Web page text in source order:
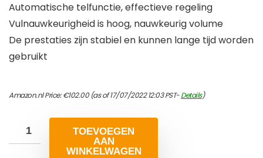
Automatische telfunctie, effectieve regeling
Vulnauwkeurigheid is hoog, nauwkeurig volume
De prestaties zijn stabiel en kunnen lange tijd worden
gebruikt
Amazon.nl Price:€102.00(as of 17/07/2022 12:03 PST-Details)
TOEVOEGEN
AAN
WINKELWAGEN